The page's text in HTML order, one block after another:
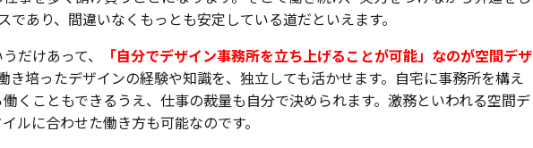
であり、間違いなくもっとも安定している道だといえます。
だけあって、
「自分でデザイン事務所を立ち上げることが可能」なのが空間デザ
き培ったデザインの経験や知識を、独立しても活かせます。自宅に事務所を構え
くこともできるうえ、仕事の裁量も自分で決められます。激務といわれる空間デ
ルに合わせた働き方も可能なのです。